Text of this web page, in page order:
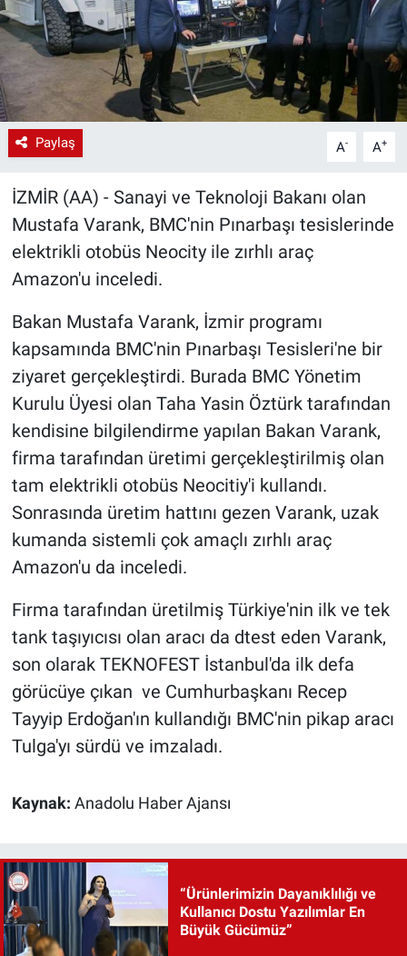
Paylaş A- A+
İZMİR (AA) - Sanayi ve Teknoloji Bakanı olan
Mustafa Varank, BMC'nin Pınarbaşı tesislerinde
elektrikli otobüs Neocity ile zırhlı araç
Amazon'u inceledi.
Bakan Mustafa Varank, İzmir programı
kapsamında BMC'nin Pınarbaşı Tesisleri'ne bir
ziyaret gerçekleştirdi. Burada BMC Yönetim
Kurulu Üyesi olan Taha Yasin Öztürk tarafından
kendisine bilgilendirme yapılan Bakan Varank,
firma tarafından üretimi gerçekleştirilmiş olan
tam elektrikli otobüs Neocitiy'i kullandı.
Sonrasında üretim hattını gezen Varank, uzak
kumanda sistemli çok amaçlı zırhlı araç
Amazon'u da inceledi.
Firma tarafından üretilmiş Türkiye'nin ilk ve tek
tank taşıyıcısı olan aracı da dtest eden Varank,
son olarak TEKNOFEST İstanbul'da ilk defa
görücüye çıkan ve Cumhurbaşkanı Recep
Tayyip Erdoğan'ın kullandığı BMC'nin pikap aracı
Tulga'yı sürdü ve imzaladı.
Kaynak: Anadolu Haber Ajansı
“Ürünlerimizin Dayanıklılığı ve
Kullanıcı Dostu Yazılımlar En
Büyük Gücümüz”